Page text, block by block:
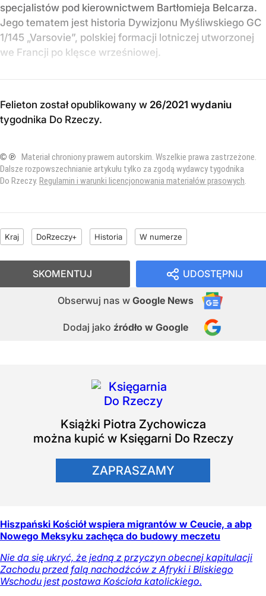
specjalistów pod kierownictwem Bartłomieja Belcarza.
Jego tematem jest historia Dywizjonu Myśliwskiego GC
1/145 „Varsovie”, polskiej formacji lotniczej utworzonej
we Francji po klęsce wrześniowej.
Felieton został opublikowany w 26/2021 wydaniu
tygodnika Do Rzeczy.
© ℗ Materiał chroniony prawem autorskim. Wszelkie prawa zastrzeżone.
Dalsze rozpowszechnianie artykułu tylko za zgodą wydawcy tygodnika
Do Rzeczy. Regulamin i warunki licencjonowania materiałów prasowych.
Kraj DoRzeczy+ Historia W numerze
UDOSTĘPNIJ
Obserwuj nas w Google News
Dodaj jako źródło w Google
SKOMENTUJ
Książki Piotra Zychowicza
można kupić w Księgarni Do Rzeczy
ZAPRASZAMY
Hiszpański Kościół wspiera migrantów w Ceucie, a abp
Nowego Meksyku zachęca do budowy meczetu
Nie da się ukryć, że jedną z przyczyn obecnej kapitulacji
Zachodu przed falą nachodźców z Afryki i Bliskiego
Wschodu jest postawa Kościoła katolickiego.